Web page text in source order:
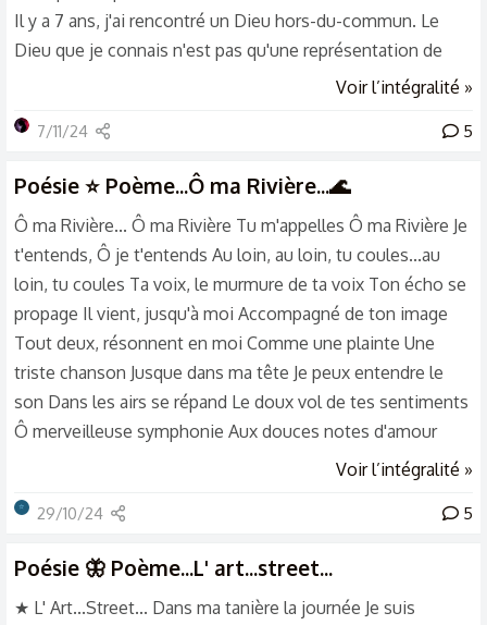
Il y a 7 ans, j'ai rencontré un Dieu hors-du-commun. Le
Dieu que je connais n'est pas qu'une représentation de
justice et de pouvoir. Mon Dieu est quelqu'un d'infiniment
terre. Il rit et pleure en tout temps. Il ressent un grand
chagrin d'amour pour ses enfants, qu'il voit de jour en jour
se perdre. Il a le goût des couleurs. Il...
Voir l’intégralité »
7/11/24 5
Poésie ⭐ Poème...Ô ma Rivière...🌊
Ô ma Rivière... Ô ma Rivière Tu m'appelles Ô ma Rivière Je
t'entends, Ô je t'entends Au loin, au loin, tu coules...au
loin, tu coules Ta voix, le murmure de ta voix Ton écho se
propage Il vient, jusqu'à moi Accompagné de ton image
Tout deux, résonnent en moi Comme une plainte Une
triste chanson Jusque dans ma tête Je peux entendre le
son Dans les airs se répand Le doux vol de tes sentiments
Ô merveilleuse symphonie Aux douces notes d'amour
Plaisir d'harmonie De leurs ailes De ta vie Chaque jour Aidé
nuages Qui viennent se poser sur mon cœur De tes
retenir mes pleurs Elles s'écoulent sur mon...
Voir l’intégralité »
⭐ 29/10/24 5
Poésie 🦋 Poème...L' art...street...
★ L' Art...Street... Dans ma tanière la journée Je suis